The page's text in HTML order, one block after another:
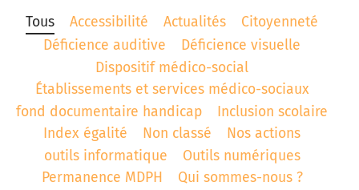
Tous Accessibilité Actualités
Citoyenneté
Déficience auditive
Déficience visuelle
Dispositif médico-social
Établissements et services médico-sociaux
fond documentaire handicap
Inclusion scolaire
Index égalité
Non classé
Nos actions
outils informatique
Outils numériques
Permanence MDPH
Qui sommes-nous ?
associatif
de référence APAJH
d’Abbeville
collège César Franck à Amiens
Corbie
«Déficience Visuelle»
« dys »